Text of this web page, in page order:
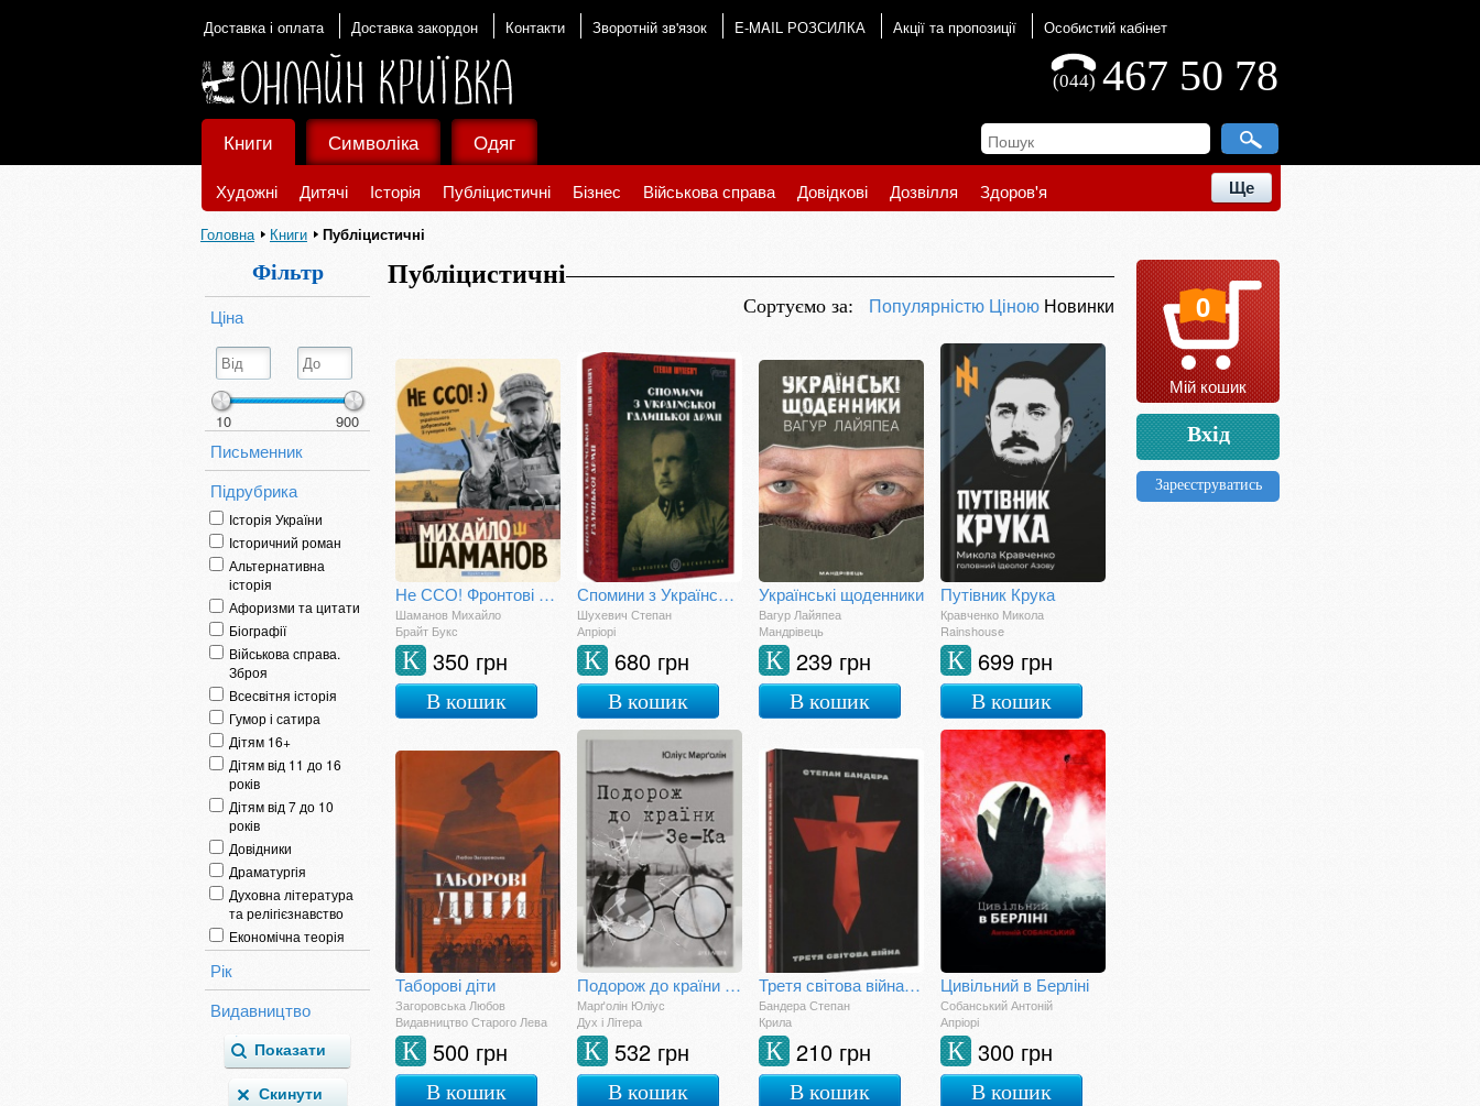
Доставка і оплата Доставка закордон Контакти Зворотній зв'язок E-MAIL РОЗСИЛКА Акції та пропозиції Особистий кабінет
467 50 78
(044)
Книги
Художні Дитячі Історія Публіцистичні Бізнес Військова справа Довідкові Дозвілля Здоров'я Ще
Символіка Одяг
Головна Книги Публіцистичні
Фільтр
Ціна
900
10
Письменник
Підрубрика
Історія України
Історичний роман
Альтернативна
історія
Афоризми та цитати
Біографії
Військова справа.
Зброя
Всесвітня історія
Гумор і сатира
Дітям 16+
Дітям від 11 до 16
років
Дітям від 7 до 10
років
Довідники
Драматургія
Духовна література
та релігієзнавство
Економічна теорія
Етнографія
Комікси
Культурологія
Література для мам
Літературознавство
Рік
Видавництво
Публіцистичні
Сортуємо за: Популярністю Ціною Новинки
Не ССО! Фронтові нотатки українського добровольця
Шаманов Михайло
Брайт Букс
350 грн
К
В кошик
Спомини з Української Галицької Армії
Шухевич Степан
Апріорі
680 грн
К
В кошик
Українські щоденники
Вагур Лайяпеа
Мандрівець
239 грн
К
В кошик
Путівник Крука
Кравченко Микола
Rainshouse
699 грн
К
В кошик
Таборові діти
Загоровська Любов
Видавництво Старого Лева
500 грн
К
В кошик
Подорож до країни Зе-Ка
Марґолін Юліус
Дух і Літера
532 грн
К
В кошик
Третя світова війна і визвольна боротьба
Бандера Степан
Крила
210 грн
К
В кошик
Цивільний в Берліні
Собанський Антоній
Апріорі
300 грн
К
В кошик
0
Мій кошик
Вхід
Зареєструватись